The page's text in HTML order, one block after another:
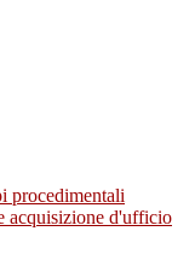
procedimentali
acquisizione d'ufficio